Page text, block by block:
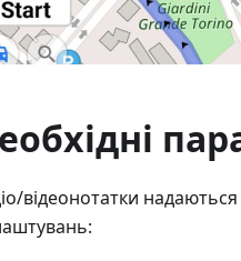
відеонотатки